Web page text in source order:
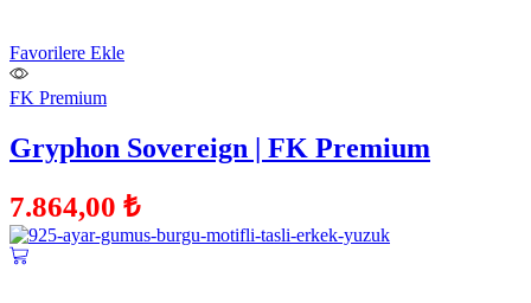
Favorilere Ekle
FK Premium
Gryphon Sovereign | FK Premium
7.864,00 ₺